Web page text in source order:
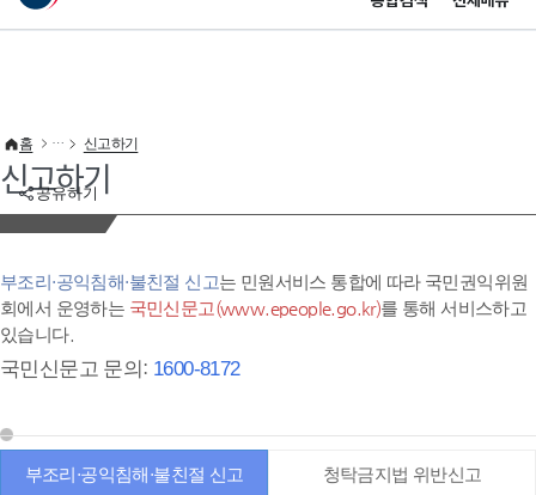
이 누리집은 대한민국 공식 전자정부 누리집입니다.
공유하기
홈 신고하기
신고하기
부조리·공익침해·불친절 신고는 민원서비스 통합에 따라 국민권익위원
회에서 운영하는 국민신문고(www.epeople.go.kr)를 통해 서비스하고
있습니다.
국민신문고 문의: 1600-8172
부조리·공익침해·불친절 신고 청탁금지법 위반신고